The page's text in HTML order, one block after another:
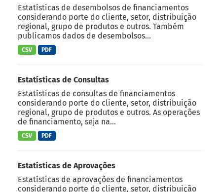
Estatísticas de desembolsos de financiamentos
considerando porte do cliente, setor, distribuição
regional, grupo de produtos e outros. Também
publicamos dados de desembolsos...
CSV PDF
Estatísticas de Consultas
Estatísticas de consultas de financiamentos
considerando porte do cliente, setor, distribuição
regional, grupo de produtos e outros. As operações
de financiamento, seja na...
CSV PDF
Estatísticas de Aprovações
Estatísticas de aprovações de financiamentos
considerando porte do cliente, setor, distribuição